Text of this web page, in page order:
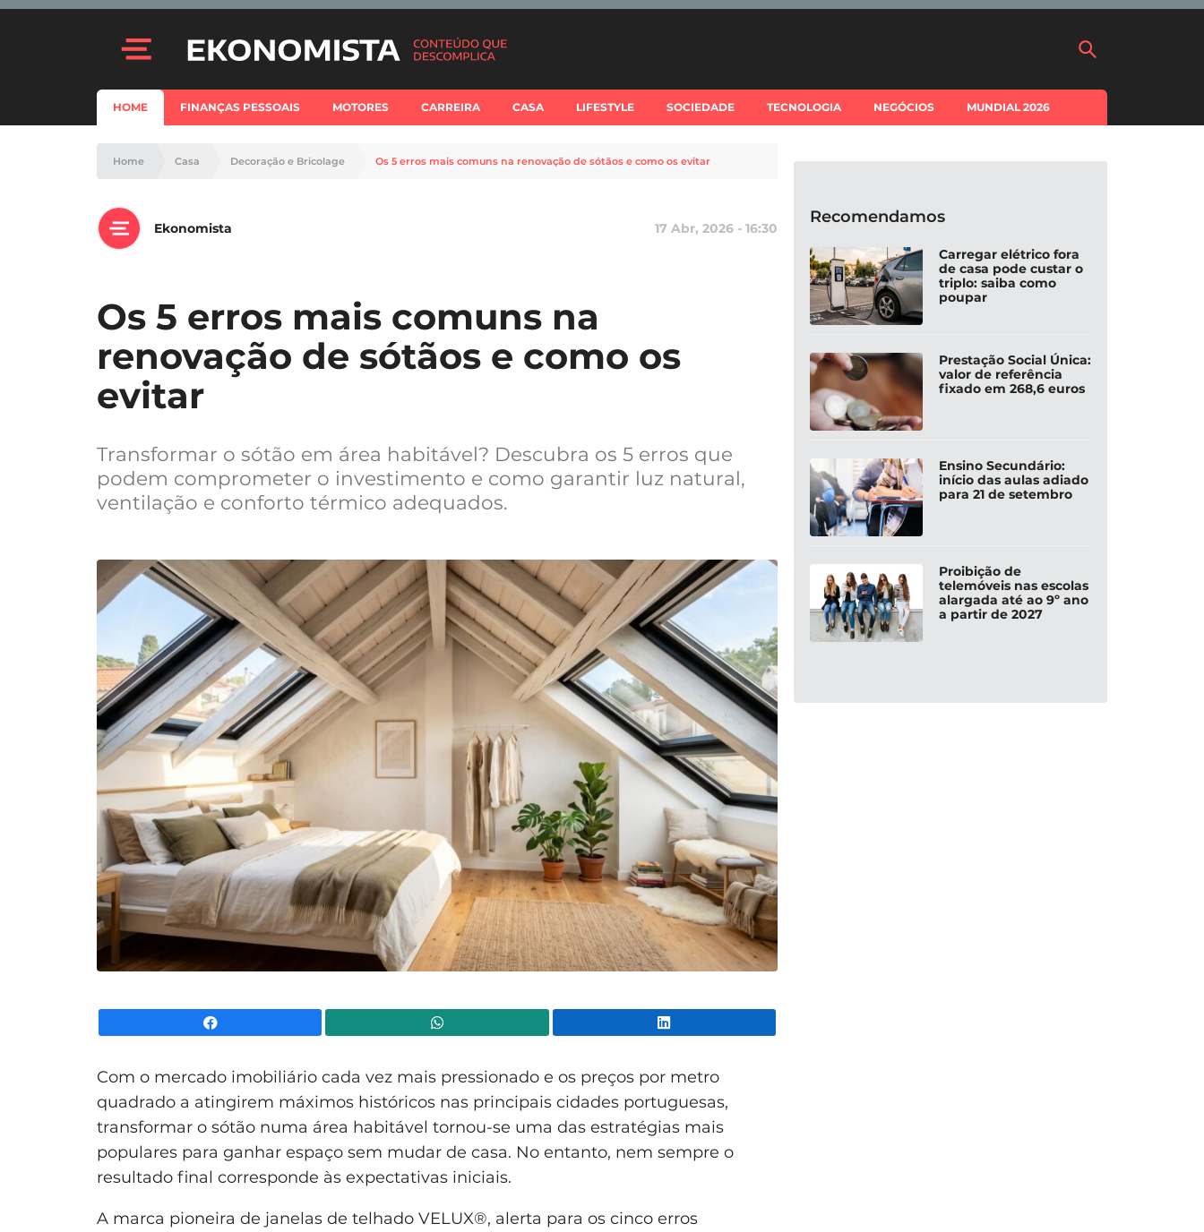
HOME FINANÇAS PESSOAIS MOTORES CARREIRA CASA LIFESTYLE SOCIEDADE TECNOLOGIA NEGÓCIOS MUNDIAL 2026
Home Casa Decoração e Bricolage Os 5 erros mais comuns na renovação de sótãos e como os evitar
Ekonomista 17 Abr, 2026 - 16:30
Os 5 erros mais comuns na
renovação de sótãos e como os
evitar
Transformar o sótão em área habitável? Descubra os 5 erros que
podem comprometer o investimento e como garantir luz natural,
ventilação e conforto térmico adequados.
Com o mercado imobiliário cada vez mais pressionado e os preços por metro
quadrado a atingirem máximos históricos nas principais cidades portuguesas,
transformar o sótão numa área habitável tornou-se uma das estratégias mais
populares para ganhar espaço sem mudar de casa. No entanto, nem sempre o
resultado final corresponde às expectativas iniciais.
A marca pioneira de janelas de telhado VELUX®, alerta para os cinco erros
Recomendamos
Carregar elétrico fora
de casa pode custar o
triplo: saiba como
poupar
Prestação Social Única:
valor de referência
fixado em 268,6 euros
Ensino Secundário:
início das aulas adiado
para 21 de setembro
Proibição de
telemóveis nas escolas
alargada até ao 9º ano
a partir de 2027